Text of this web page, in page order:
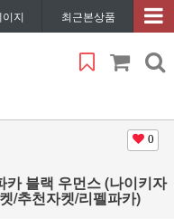
지 최근본상품
0
블랙 우먼스 (나이키자
/추천자켓/리펠파카)